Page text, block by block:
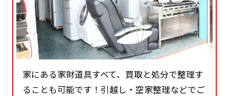
家にある家財道具すべて、買取と処分で整理す
ることも可能です！引越し・空家整理などでご